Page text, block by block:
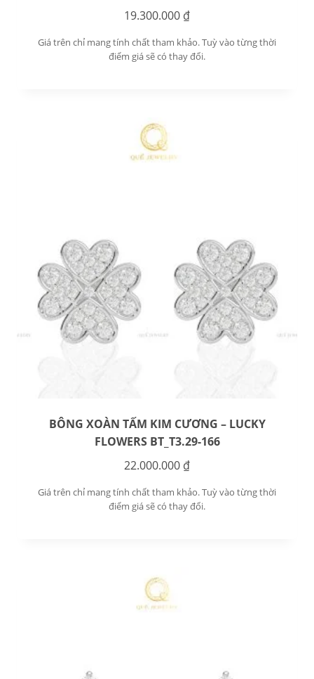
19.300.000 ₫
Giá trên chỉ mang tính chất tham khảo. Tuỳ vào từng thời
điểm giá sẽ có thay đổi.
BÔNG XOÀN TẤM KIM CƯƠNG – LUCKY
FLOWERS BT_T3.29-166
22.000.000 ₫
Giá trên chỉ mang tính chất tham khảo. Tuỳ vào từng thời
điểm giá sẽ có thay đổi.